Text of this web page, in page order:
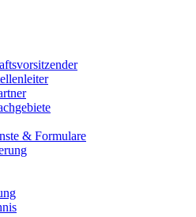
& Formulare